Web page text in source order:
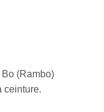
(Rambo)
ceinture.